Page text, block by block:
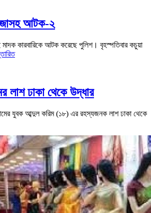
আটক-২
কারবারিকে আটক করেছে পুলিশ। বৃহস্পতিবার কচুয়া
লাশ ঢাকা থেকে উদ্ধার
যুবক আব্দুল করিম (১৮) এর রহস্যজনক লাশ ঢাকা থেকে